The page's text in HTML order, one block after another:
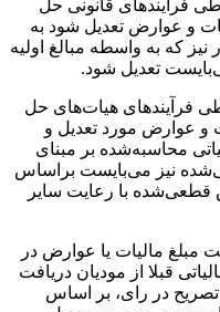
فرآیند‌های قانونی حل
و عوارض تعدیل شود به
که به واسطه مبالغ اولیه
تعدیل شود.
فرآیند‌های هیات‌های حل
و عوارض مورد تعدیل و
محاسبه‌شده بر مبنای
نیز می‌بایست براساس
قطعی‌شده با رعایت سایر
مبلغ مالیات یا عوارض در
قبلا از مودیان دریافت
در رای، بر اساس